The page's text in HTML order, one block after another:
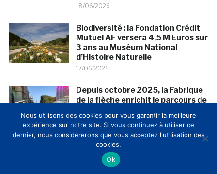
18/06/2026
Biodiversité : la Fondation Crédit
Mutuel AF versera 4,5 M Euros sur
3 ans au Muséum National
d’Histoire Naturelle
17/06/2026
Depuis octobre 2025, la Fabrique
de la flèche enrichit le parcours de
Denis
15/06/2026
Le Grenoble Football 38 et le
musée de Grenoble se sont
Nous utilisons des cookies pour vous garantir la meilleure
expérience sur notre site. Si vous continuez à utiliser ce
dernier, nous considérerons que vous acceptez l'utilisation des
cookies.
Ok